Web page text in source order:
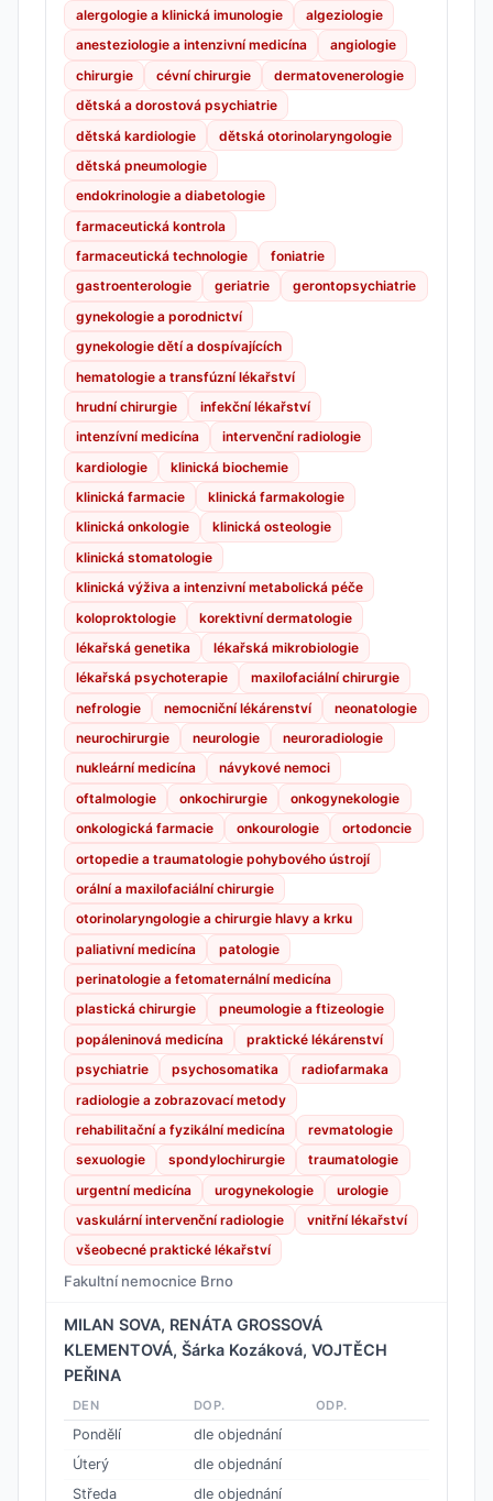
alergologie a klinická imunologie
algeziologie
anesteziologie a intenzivní medicína
angiologie
chirurgie
cévní chirurgie
dermatovenerologie
dětská a dorostová psychiatrie
dětská kardiologie
dětská otorinolaryngologie
dětská pneumologie
endokrinologie a diabetologie
farmaceutická kontrola
farmaceutická technologie
foniatrie
gastroenterologie
geriatrie
gerontopsychiatrie
gynekologie a porodnictví
gynekologie dětí a dospívajících
hematologie a transfúzní lékařství
hrudní chirurgie
infekční lékařství
intenzívní medicína
intervenční radiologie
kardiologie
klinická biochemie
klinická farmacie
klinická farmakologie
klinická onkologie
klinická osteologie
klinická stomatologie
klinická výživa a intenzivní metabolická péče
koloproktologie
korektivní dermatologie
lékařská genetika
lékařská mikrobiologie
lékařská psychoterapie
maxilofaciální chirurgie
nefrologie
nemocniční lékárenství
neonatologie
neurochirurgie
neurologie
neuroradiologie
nukleární medicína
návykové nemoci
oftalmologie
onkochirurgie
onkogynekologie
onkologická farmacie
onkourologie
ortodoncie
ortopedie a traumatologie pohybového ústrojí
orální a maxilofaciální chirurgie
otorinolaryngologie a chirurgie hlavy a krku
paliativní medicína
patologie
perinatologie a fetomaternální medicína
plastická chirurgie
pneumologie a ftizeologie
popáleninová medicína
praktické lékárenství
psychiatrie
psychosomatika
radiofarmaka
radiologie a zobrazovací metody
rehabilitační a fyzikální medicína
revmatologie
sexuologie
spondylochirurgie
traumatologie
urgentní medicína
urogynekologie
urologie
vaskulární intervenční radiologie
vnitřní lékařství
všeobecné praktické lékařství
Fakultní nemocnice Brno
MILAN SOVA, RENÁTA GROSSOVÁ
KLEMENTOVÁ, Šárka Kozáková, VOJTĚCH
PEŘINA
DEN DOP. ODP.
Pondělí
dle objednání
Úterý
dle objednání
Středa
dle objednání